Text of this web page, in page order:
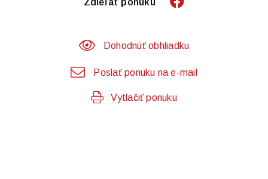
Zdieľať ponuku
Dohodnúť obhliadku
Poslať ponuku na e-mail
Vytlačiť ponuku